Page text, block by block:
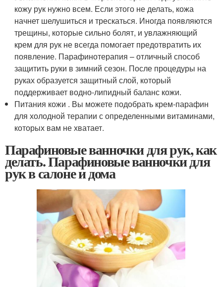
кожу рук нужно всем. Если этого не делать, кожа
начнет шелушиться и трескаться. Иногда появляются
трещины, которые сильно болят, и увлажняющий
крем для рук не всегда помогает предотвратить их
появление. Парафинотерапия – отличный способ
защитить руки в зимний сезон. После процедуры на
руках образуется защитный слой, который
поддерживает водно-липидный баланс кожи.
Питания кожи . Вы можете подобрать крем-парафин
для холодной терапии с определенными витаминами,
которых вам не хватает.
Парафиновые ванночки для рук, как
делать. Парафиновые ванночки для
рук в салоне и дома